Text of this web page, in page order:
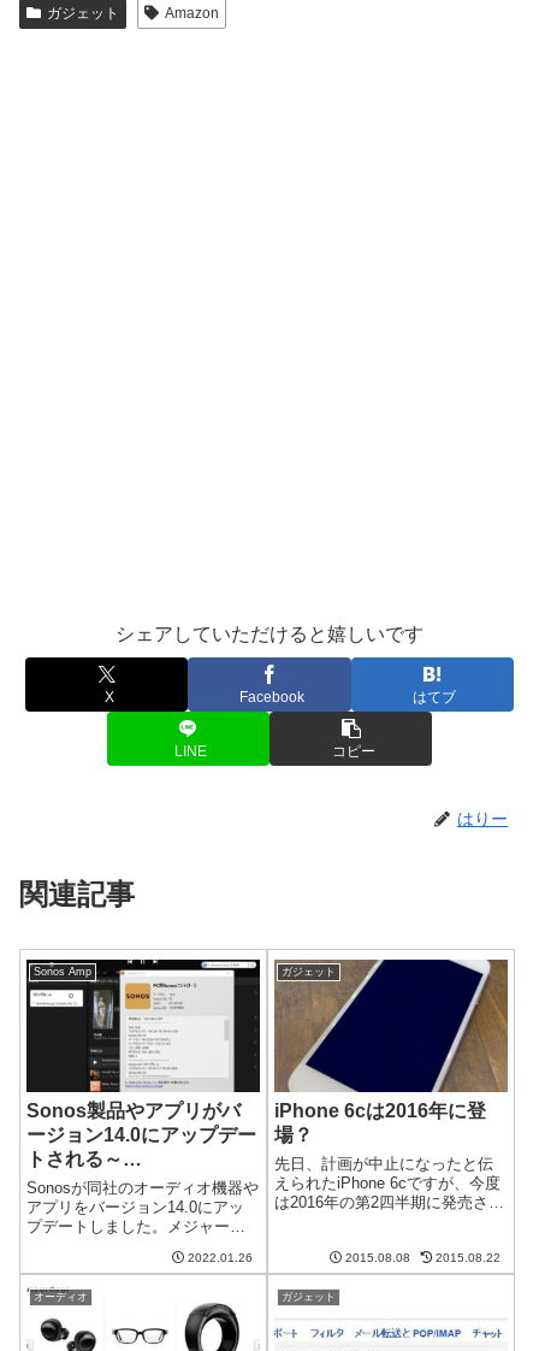
ガジェット Amazon
シェアしていただけると嬉しいです
X Facebook はてブ
LINE コピー
はりー
関連記事
Sonos Amp
Sonos製品やアプリがバ
ージョン14.0にアップデー
トされる～
Arc/Sub/Symfoniskも対
象
Sonosが同社のオーディオ機器や
アプリをバージョン14.0にアッ
プデートしました。メジャーバ
合修正がメインのようです。ア
ップデート前にAmazon Musicを
再生しようとしたところできな
かったので、アップデー...
2022.01.26
ガジェット
iPhone 6cは2016年に登
場？
先日、計画が中止になったと伝
えられたiPhone 6cですが、今度
は2016年の第2四半期に発売され
するうわさがいろいろ出てきま
すが、今年も動きが激しくなっ
てきましたね。iPhon...
2015.08.08 2015.08.22
オーディオ ガジェット